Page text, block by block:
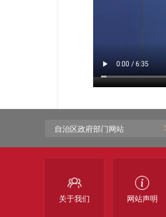
自治区政府部门网站
关于我们 网站声明